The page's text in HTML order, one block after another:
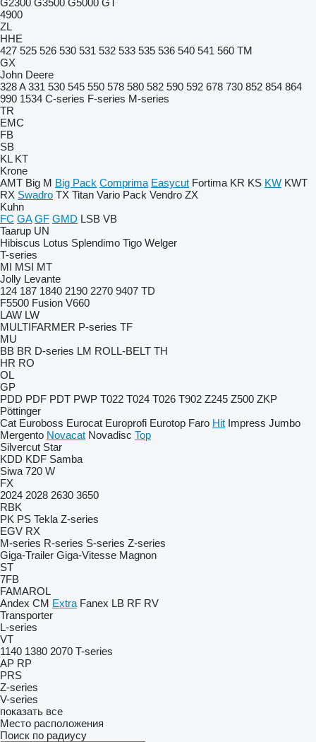
G2300 G3500 G5000 GT
4900
ZL
HHE
427 525 526 530 531 532 533 535 536 540 541 560 TM
GX
John Deere
328 A 331 530 545 550 578 580 582 590 592 678 730 852 854 864
990 1534 C-series F-series M-series
TR
EMC
FB
SB
KL KT
Krone
AMT Big M Big Pack Comprima Easycut Fortima KR KS KW KWT
RX Swadro TX Titan Vario Pack Vendro ZX
Kuhn
FC GA GF GMD LSB VB
Taarup UN
Hibiscus Lotus Splendimo Tigo Welger
T-series
MI MSI MT
Jolly Levante
124 187 1840 2190 2270 9407 TD
F5500 Fusion V660
LAW LW
MULTIFARMER P-series TF
MU
BB BR D-series LM ROLL-BELT TH
HR RO
OL
GP
PDD PDF PDT PWP T022 T024 T026 T902 Z245 Z500 ZKP
Pöttinger
Cat Euroboss Eurocat Europrofi Eurotop Faro Hit Impress Jumbo
Mergento Novacat Novadisc Top
Silvercut Star
KDD KDF Samba
Siwa 720 W
FX
2024 2028 2630 3650
RBK
PK PS Tekla Z-series
EGV RX
M-series R-series S-series Z-series
Giga-Trailer Giga-Vitesse Magnon
ST
7FB
FAMAROL
Andex CM Extra Fanex LB RF RV
Transporter
L-series
VT
1140 1380 2070 T-series
AP RP
PRS
Z-series
V-series
показать все
Место расположения
Поиск по радиусу